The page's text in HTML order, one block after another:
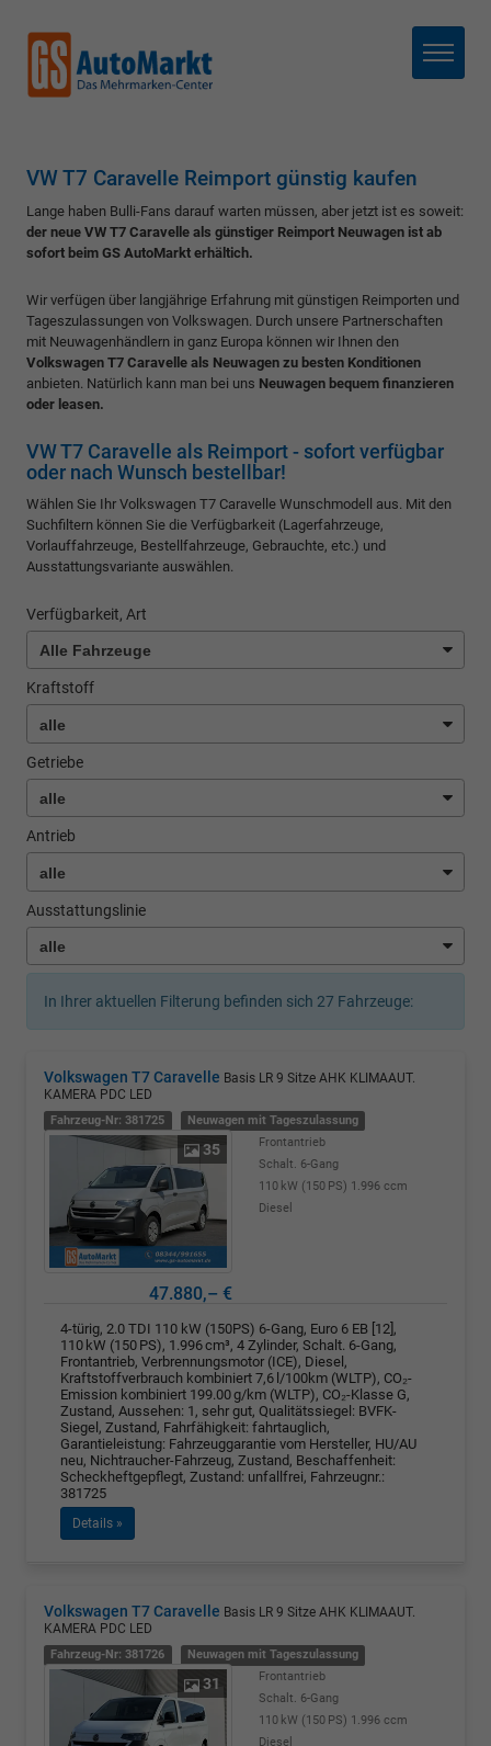
Menü
VW T7 Caravelle Reimport günstig kaufen
Lange haben Bulli-Fans darauf warten müssen, aber jetzt ist es soweit:
der neue VW T7 Caravelle als günstiger Reimport Neuwagen ist ab
sofort beim GS AutoMarkt erhältich.
Wir verfügen über langjährige Erfahrung mit günstigen Reimporten und
Tageszulassungen von Volkswagen. Durch unsere Partnerschaften
mit Neuwagenhändlern in ganz Europa können wir Ihnen den
Volkswagen T7 Caravelle als Neuwagen zu besten Konditionen
anbieten. Natürlich kann man bei uns Neuwagen bequem finanzieren
oder leasen.
VW T7 Caravelle als Reimport - sofort verfügbar
oder nach Wunsch bestellbar!
Wählen Sie Ihr Volkswagen T7 Caravelle Wunschmodell aus. Mit den
Suchfiltern können Sie die Verfügbarkeit (Lagerfahrzeuge,
Vorlauffahrzeuge, Bestellfahrzeuge, Gebrauchte, etc.) und
Ausstattungsvariante auswählen.
Verfügbarkeit, Art
Kraftstoff
Getriebe
Antrieb
Ausstattungslinie
In Ihrer aktuellen Filterung befinden sich 27 Fahrzeuge:
Volkswagen T7 Caravelle Basis LR 9 Sitze AHK KLIMAAUT.
KAMERA PDC LED
Fahrzeug-Nr: 381725 Neuwagen mit Tageszulassung
35
Frontantrieb
Schalt. 6-Gang
110 kW (150 PS) 1.996 ccm
Diesel
47.880,– €
4-türig, 2.0 TDI 110 kW (150PS) 6-Gang, Euro 6 EB [12],
110 kW (150 PS), 1.996 cm³, 4 Zylinder, Schalt. 6-Gang,
Frontantrieb, Verbrennungsmotor (ICE), Diesel,
Kraftstoffverbrauch kombiniert 7,6 l/100km (WLTP), CO₂-
Emission kombiniert 199.00 g/km (WLTP), CO₂-Klasse G,
Zustand, Aussehen: 1, sehr gut, Qualitätssiegel: BVFK-
Siegel, Zustand, Fahrfähigkeit: fahrtauglich,
Garantieleistung: Fahrzeuggarantie vom Hersteller, HU/AU
neu, Nichtraucher-Fahrzeug, Zustand, Beschaffenheit:
Scheckheftgepflegt, Zustand: unfallfrei, Fahrzeugnr.:
381725
Details »
Volkswagen T7 Caravelle Basis LR 9 Sitze AHK KLIMAAUT.
KAMERA PDC LED
Fahrzeug-Nr: 381726 Neuwagen mit Tageszulassung
31
Frontantrieb
Schalt. 6-Gang
110 kW (150 PS) 1.996 ccm
Diesel